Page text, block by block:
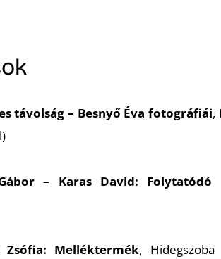
távolság – Besnyő Éva fotográfiái,
– Karas David: Folytatódó
Zsófia: Melléktermék, Hidegszoba